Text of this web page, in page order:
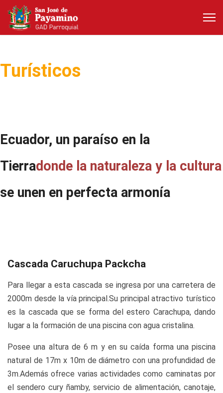
Turísticos
Ecuador, un paraíso en la
Tierradonde la naturaleza y la cultura
se unen en perfecta armonía
Cascada Caruchupa Packcha
Para llegar a esta cascada se ingresa por una carretera de
2000m desde la vía principal.Su principal atractivo turístico
es la cascada que se forma del estero Carachupa, dando
lugar a la formación de una piscina con agua cristalina.
Posee una altura de 6 m y en su caída forma una piscina
natural de 17m x 10m de diámetro con una profundidad de
3m.Además ofrece varias actividades como caminatas por
el sendero cury ñamby, servicio de alimentación, canotaje,